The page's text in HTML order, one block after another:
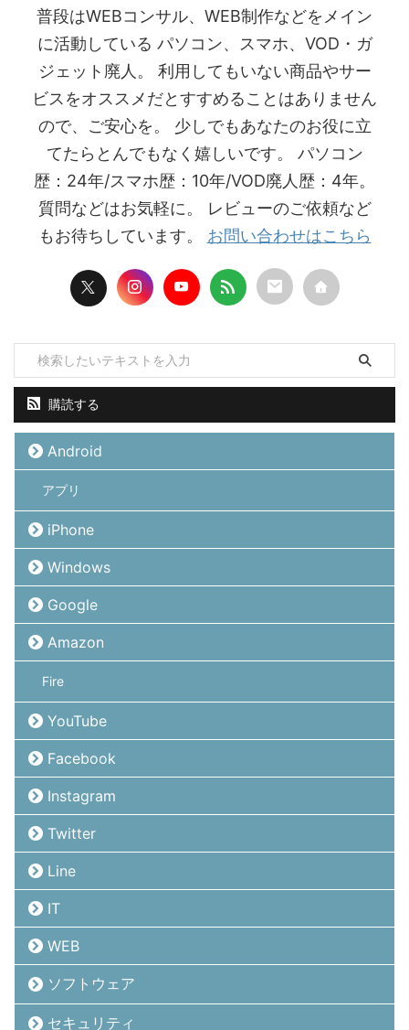
普段はWEBコンサル、WEB制作などをメイン
に活動している パソコン、スマホ、VOD・ガ
ジェット廃人。 利用してもいない商品やサー
ビスをオススメだとすすめることはありません
ので、ご安心を。 少しでもあなたのお役に立
てたらとんでもなく嬉しいです。 パソコン
歴：24年/スマホ歴：10年/VOD廃人歴：4年。
質問などはお気軽に。 レビューのご依頼など
もお待ちしています。 お問い合わせはこちら
購読する
Android
アプリ
iPhone
Windows
Google
Amazon
Fire
YouTube
Facebook
Instagram
Twitter
Line
IT
WEB
ソフトウェア
セキュリティ